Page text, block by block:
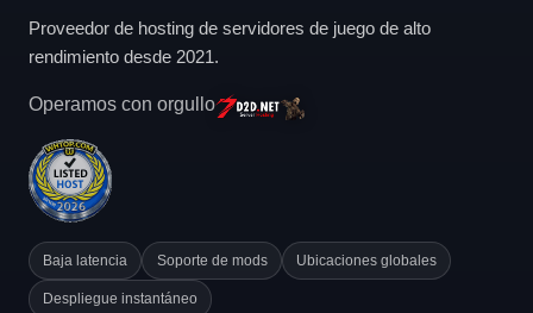
Proveedor de hosting de servidores de juego de alto
rendimiento desde 2021.
Operamos con orgullo
Baja latencia Soporte de mods Ubicaciones globales
Despliegue instantáneo